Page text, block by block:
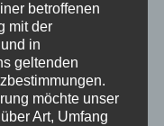
betroffenen
mit der
in
geltenden
möchte unser
Art, Umfang